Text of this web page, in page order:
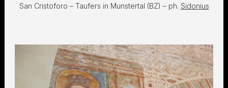
San Cristoforo – Taufers in Munstertal (BZ) – ph. Sidonius